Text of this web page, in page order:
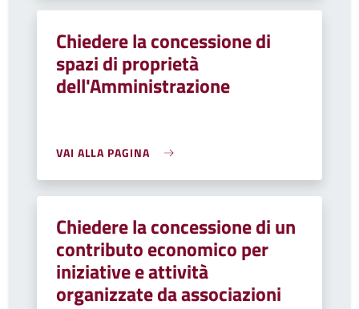
Chiedere la concessione di
spazi di proprietà
dell'Amministrazione
VAI ALLA PAGINA
Chiedere la concessione di un
contributo economico per
iniziative e attività
organizzate da associazioni